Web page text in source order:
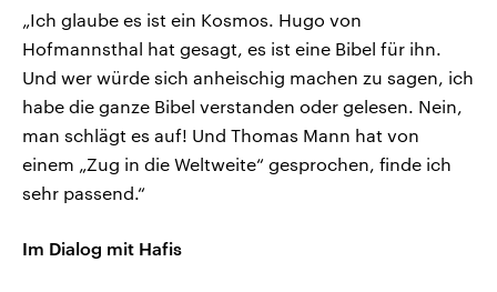
„Ich glaube es ist ein Kosmos. Hugo von
Hofmannsthal hat gesagt, es ist eine Bibel für ihn.
Und wer würde sich anheischig machen zu sagen, ich
habe die ganze Bibel verstanden oder gelesen. Nein,
man schlägt es auf! Und Thomas Mann hat von
einem „Zug in die Weltweite“ gesprochen, finde ich
sehr passend.“
Im Dialog mit Hafis